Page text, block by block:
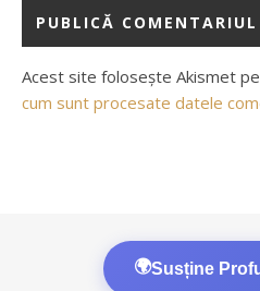
Acest site folosește Akismet
cum sunt procesate datele
🌍Susține